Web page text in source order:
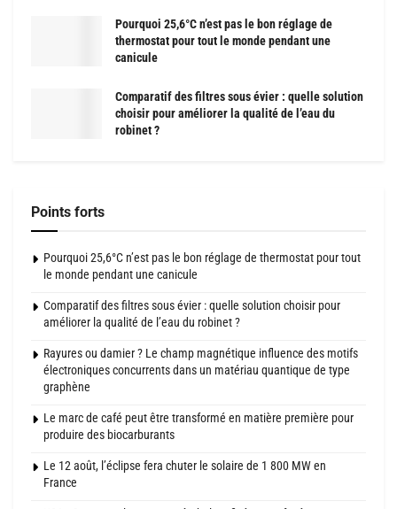
Pourquoi 25,6°C n’est pas le bon réglage de
thermostat pour tout le monde pendant une
canicule
Comparatif des filtres sous évier : quelle solution
choisir pour améliorer la qualité de l’eau du
robinet ?
Points forts
Pourquoi 25,6°C n’est pas le bon réglage de thermostat pour tout
le monde pendant une canicule
Comparatif des filtres sous évier : quelle solution choisir pour
améliorer la qualité de l’eau du robinet ?
Rayures ou damier ? Le champ magnétique influence des motifs
électroniques concurrents dans un matériau quantique de type
graphène
Le marc de café peut être transformé en matière première pour
produire des biocarburants
Le 12 août, l’éclipse fera chuter le solaire de 1 800 MW en
France